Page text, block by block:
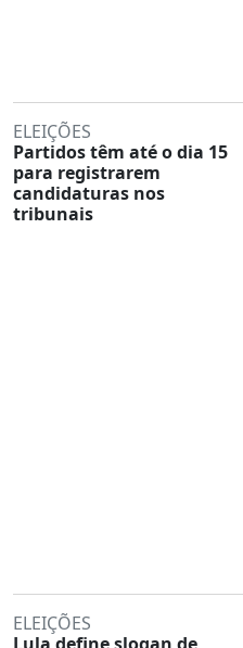
ELEIÇÕES
Partidos têm até o dia 15
para registrarem
candidaturas nos
tribunais
ELEIÇÕES